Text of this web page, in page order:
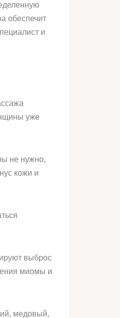
обеспечит
и
уже
не нужно,
кожи и
выброс
миомы и
медовый,